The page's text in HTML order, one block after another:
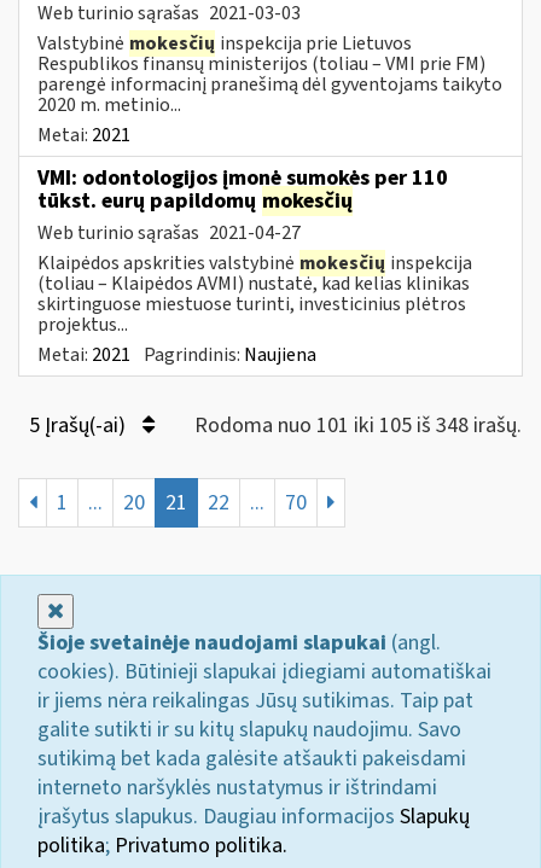
Web turinio sąrašas 2021-03-03
Valstybinė mokesčių inspekcija prie Lietuvos
Respublikos finansų ministerijos (toliau – VMI prie FM)
parengė informacinį pranešimą dėl gyventojams taikyto
2020 m. metinio...
Metai: 2021
VMI: odontologijos įmonė sumokės per 110
tūkst. eurų papildomų mokesčių
Web turinio sąrašas 2021-04-27
Klaipėdos apskrities valstybinė mokesčių inspekcija
(toliau – Klaipėdos AVMI) nustatė, kad kelias klinikas
skirtinguose miestuose turinti, investicinius plėtros
projektus...
Metai: 2021 Pagrindinis: Naujiena
5 Įrašų(-ai) Rodoma nuo 101 iki 105 iš 348 irašų.
1 ... 20 21 22 ... 70
Šioje svetainėje naudojami slapukai (angl.
cookies). Būtinieji slapukai įdiegiami automatiškai
ir jiems nėra reikalingas Jūsų sutikimas. Taip pat
galite sutikti ir su kitų slapukų naudojimu. Savo
sutikimą bet kada galėsite atšaukti pakeisdami
interneto naršyklės nustatymus ir ištrindami
įrašytus slapukus. Daugiau informacijos Slapukų
politika; Privatumo politika.